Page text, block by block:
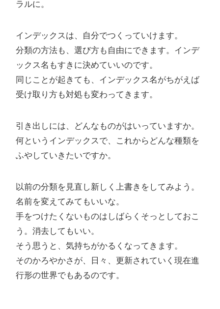
ラルに。
インデックスは、自分でつくっていけます。
分類の方法も、選び方も自由にできます。インデ
ックス名もすきに決めていいのです。
同じことが起きても、インデックス名がちがえば
受け取り方も対処も変わってきます。
引き出しには、どんなものがはいっていますか。
何というインデックスで、これからどんな種類を
ふやしていきたいですか。
以前の分類を見直し新しく上書きをしてみよう。
名前を変えてみてもいいな。
手をつけたくないものはしばらくそっとしておこ
う。消去してもいい。
そう思うと、気持ちがかるくなってきます。
そのかろやかさが、日々、更新されていく現在進
行形の世界でもあるのです。